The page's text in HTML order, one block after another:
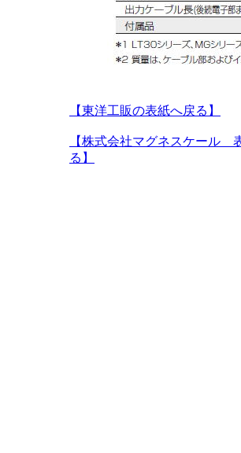
【東洋工販の表紙へ戻る】
【株式会社マグネスケール
る】